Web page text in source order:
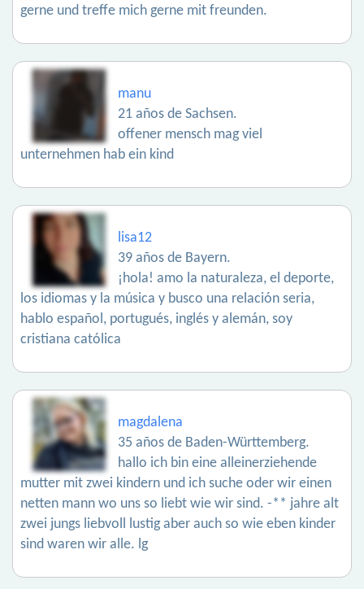
gerne und treffe mich gerne mit freunden.
manu
21 años de Sachsen.
offener mensch mag viel
unternehmen hab ein kind
lisa12
39 años de Bayern.
¡hola! amo la naturaleza, el deporte,
los idiomas y la música y busco una relación seria,
hablo español, portugués, inglés y alemán, soy
cristiana católica
magdalena
35 años de Baden-Württemberg.
hallo ich bin eine alleinerziehende
mutter mit zwei kindern und ich suche oder wir einen
netten mann wo uns so liebt wie wir sind. -** jahre alt
zwei jungs liebvoll lustig aber auch so wie eben kinder
sind waren wir alle. lg